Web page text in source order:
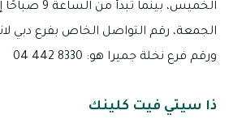
ورقم فرع نخلة جميرا هو: 8330 442 04
ذا سيتي فيت كلينك